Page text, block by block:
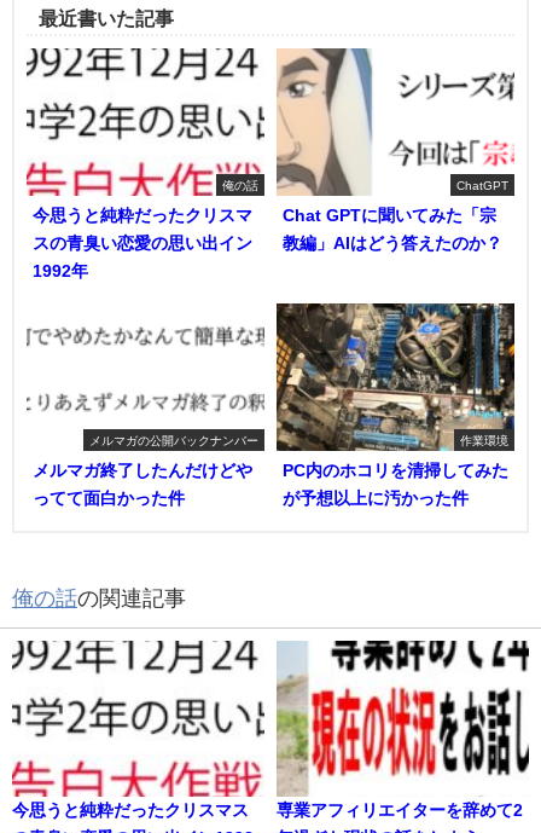
最近書いた記事
俺の話
今思うと純粋だったクリスマ
スの青臭い恋愛の思い出イン
1992年
ChatGPT
Chat GPTに聞いてみた「宗
教編」AIはどう答えたのか？
メルマガの公開バックナンバー
メルマガ終了したんだけどや
ってて面白かった件
作業環境
PC内のホコリを清掃してみた
が予想以上に汚かった件
俺の話の関連記事
今思うと純粋だったクリスマス
専業アフィリエイターを辞めて2